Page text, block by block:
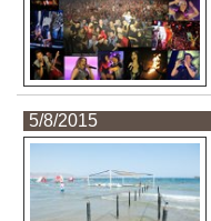
5/8/2015